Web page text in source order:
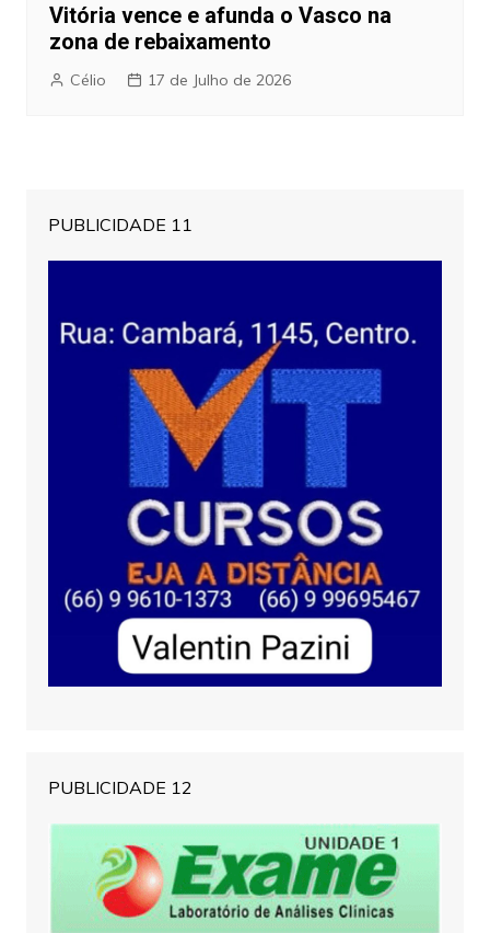
Vitória vence e afunda o Vasco na
zona de rebaixamento
Célio 17 de Julho de 2026
PUBLICIDADE 11
PUBLICIDADE 12